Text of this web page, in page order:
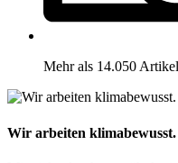
Mehr als 14.050 Artikel
Wir arbeiten klimabewusst.